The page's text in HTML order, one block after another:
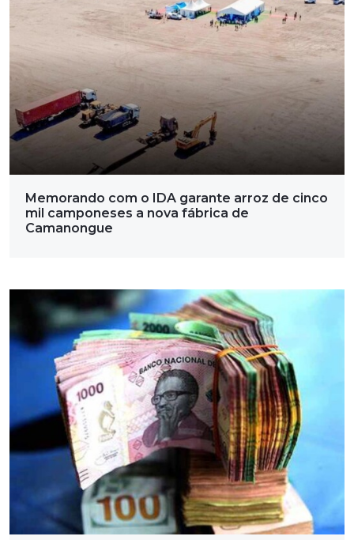
Memorando com o IDA garante arroz de cinco
mil camponeses a nova fábrica de
Camanongue